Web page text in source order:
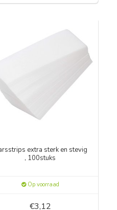
extra sterk en stevig
, 100stuks
Op voorraad
€3,12